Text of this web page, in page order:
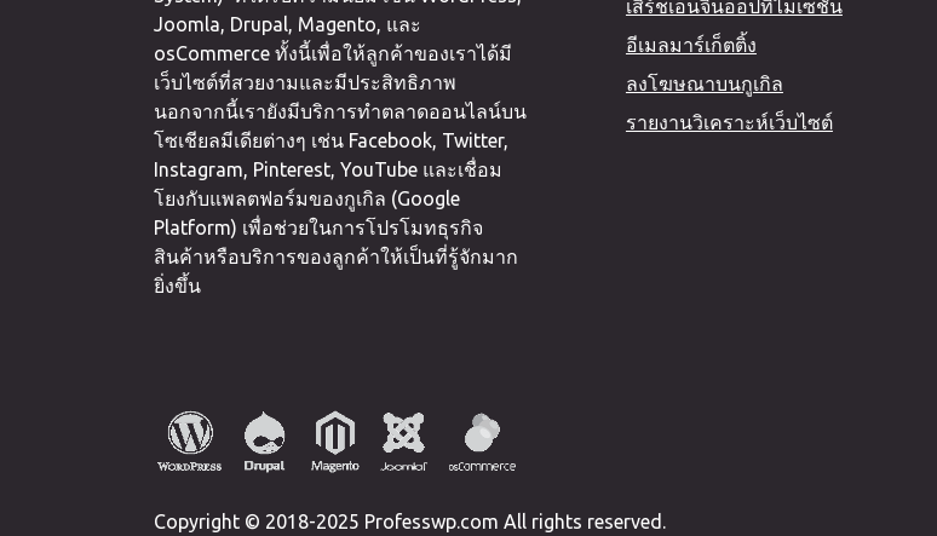
Joomla, Drupal, Magento, และ
osCommerce ทั้งนี้เพื่อให้ลูกค้าของเราได้มี
เว็บไซต์ที่สวยงามและมีประสิทธิภาพ
นอกจากนี้เรายังมีบริการทำตลาดออนไลน์บน
โซเชียลมีเดียต่างๆ เช่น Facebook, Twitter,
Instagram, Pinterest, YouTube และเชื่อม
โยงกับแพลตฟอร์มของกูเกิล (Google
Platform) เพื่อช่วยในการโปรโมทธุรกิจ
สินค้าหรือบริการของลูกค้าให้เป็นที่รู้จักมาก
ยิ่งขึ้น
เสิร์ชเอ็นจินอ็อปทิไมเซชั่น
อีเมลมาร์เก็ตติ้ง
ลงโฆษณาบนกูเกิล
รายงานวิเคราะห์เว็บไซต์
Copyright © 2018-2025 Professwp.com All rights reserved.